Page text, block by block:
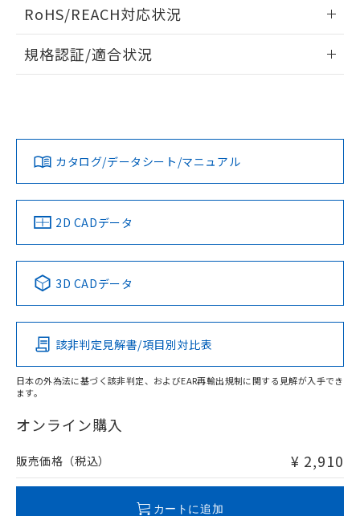
ドすることができます。
ログイン/会員登録
ダウンロードデータをご利用いただく前に、以下を必ずお読
みください。
ソフトウェアの使用条件
RoHS/REACH対応状況
EU RoHS 注意事項・凡例
対応済み
中国 RoHS 注意事項・凡例
Pb Hg Cd Cr(VI)
O
在庫等で未対応品が混在する可能性があります。
問い合わせください。
規格認証/適合状況
LR型式承認
（イギリス
船舶規格）
DNV型式承認
（ノルウェー
BV型式承認
（フランス
KR型式
（韓国
No No No No
この製品の規格認証/適合状況ページへ
その他の認証はこちらのページからご検索ください
カタログ/データシート/マニュアル
2D CADデータ
3D CADデータ
該非判定見解書/項目別対比表
日本の外為法に基づく該非判定、およびEAR再輸出規制に関する見解が入手でき
ます。
オンライン購入
販売価格（税込） ¥ 2,910
カートに追加